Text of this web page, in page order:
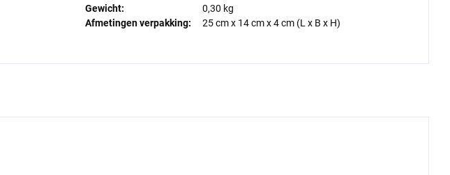
Gewicht:
0,30 kg
Afmetingen verpakking:
25 cmx 14 cmx4 cm (L x B x H)